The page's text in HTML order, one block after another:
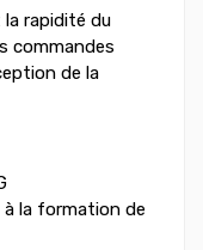
rapidité du
commandes
de la
à la formation de